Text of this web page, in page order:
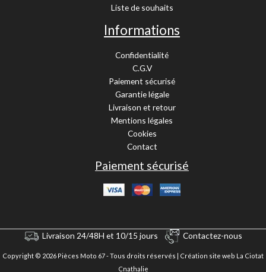
Liste de souhaits
Informations
Confidentialité
C.G.V
Paiement sécurisé
Garantie légale
Livraison et retour
Mentions légales
Cookies
Contact
Paiement sécurisé
Livraison 24/48H et 10/15 jours Contactez-nous
Copyright © 2026 Pièces Moto 67 - Tous droits réservés | Création site web La Ciotat
Cnathalie